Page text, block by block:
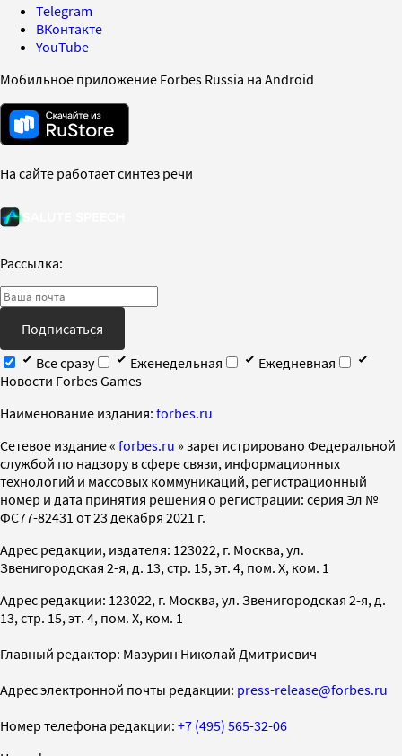
Telegram
ВКонтакте
YouTube
Мобильное приложение Forbes Russia на Android
На сайте работает синтез речи
Рассылка:
Подписаться
Все сразу
Еженедельная
Ежедневная
Новости Forbes Games
Наименование издания: forbes.ru
Cетевое издание « forbes.ru » зарегистрировано Федеральной
службой по надзору в сфере связи, информационных
технологий и массовых коммуникаций, регистрационный
номер и дата принятия решения о регистрации: серия Эл №
ФС77-82431 от 23 декабря 2021 г.
Адрес редакции, издателя: 123022, г. Москва, ул.
Звенигородская 2-я, д. 13, стр. 15, эт. 4, пом. X, ком. 1
Адрес редакции: 123022, г. Москва, ул. Звенигородская 2-я, д.
13, стр. 15, эт. 4, пом. X, ком. 1
Главный редактор: Мазурин Николай Дмитриевич
Адрес электронной почты редакции: press-release@forbes.ru
Номер телефона редакции: +7 (495) 565-32-06